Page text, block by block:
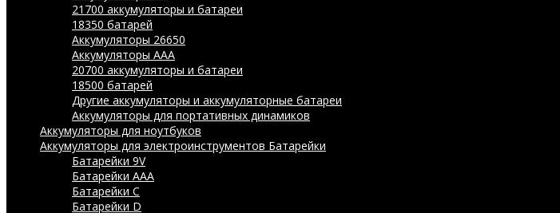
21700 аккумуляторы и батареи
18350 батарей
Аккумуляторы 26650
Аккумуляторы ААА
20700 аккумуляторы и батареи
18500 батарей
Другие аккумуляторы и аккумуляторные батареи
Аккумуляторы для портативных динамиков
Аккумуляторы для ноутбуков
Аккумуляторы для электроинструментов Батарейки
Батарейки 9V
Батарейки AAA
Батарейки C
Батарейки D